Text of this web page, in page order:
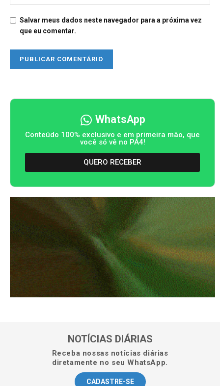
Salvar meus dados neste navegador para a próxima vez
que eu comentar.
WhatsApp
Conteúdo 100% exclusivo e em primeira mão, que
você só vê no PA4!
QUERO RECEBER
NOTÍCIAS DIÁRIAS
Receba nossas notícias diárias
diretamente no seu WhatsApp.
CADASTRE-SE